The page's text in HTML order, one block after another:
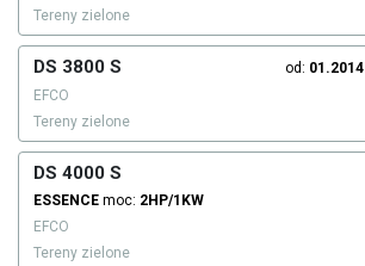
Tereny zielone
DS 3800 S od: 01.2014
EFCO
Tereny zielone
DS 4000 S
ESSENCE moc: 2HP/1KW
EFCO
Tereny zielone